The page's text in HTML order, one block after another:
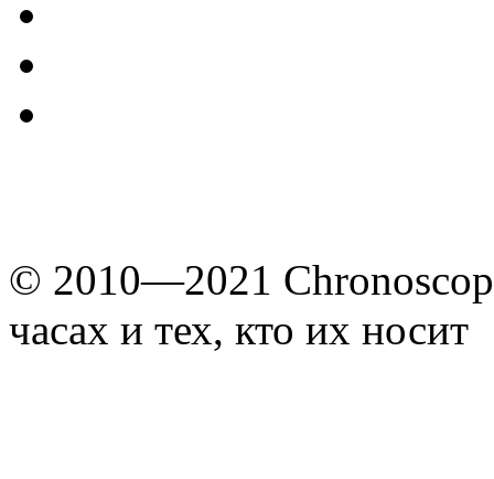
© 2010—2021
часах и тех, кто их носит